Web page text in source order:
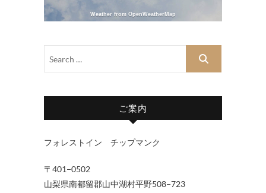
Weather from OpenWeatherMap
ご案内
フォレストイン チップマンク
〒401−0502
山梨県南都留郡山中湖村平野508−723